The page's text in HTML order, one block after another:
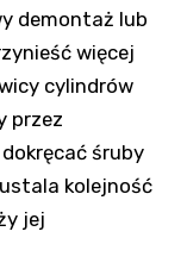
demontaż lub
więcej
cylindrów
przez
śruby
kolejność
jej